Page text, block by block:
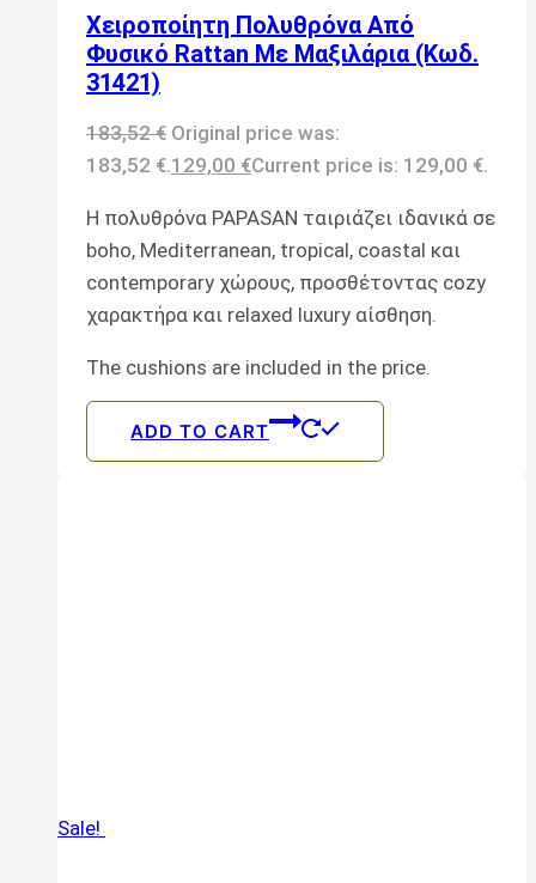
Xειροποίητη Πολυθρόνα Από
Φυσικό Rattan Με Μαξιλάρια (Κωδ.
31421)
183,52€ Original price was:
183,52 €.129,00 €Current price is: 129,00 €.
Η πολυθρόνα PAPASAN ταιριάζει ιδανικά σε
boho, Mediterranean, tropical, coastal και
contemporary χώρους, προσθέτοντας cozy
χαρακτήρα και relaxed luxury αίσθηση.
The cushions are included in the price.
ADD TO CART
Sale!